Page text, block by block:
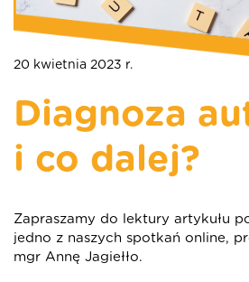
20 kwietnia 2023 r.
Diagnoza
i co dalej?
Zapraszamy do lektury artykułu
jedno z naszych spotkań online,
mgr Annę Jagiełło.